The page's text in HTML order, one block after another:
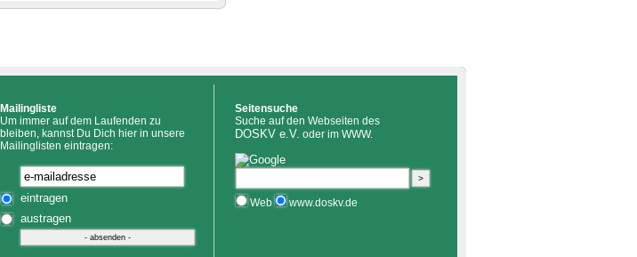
Mailingliste
Um immer auf dem Laufenden zu
bleiben, kannst Du Dich hier in unsere
Mailinglisten eintragen:
eintragen
austragen
Seitensuche
Suche auf den Webseiten des
DOSKV e.V. oder im WWW.
Web www.doskv.de